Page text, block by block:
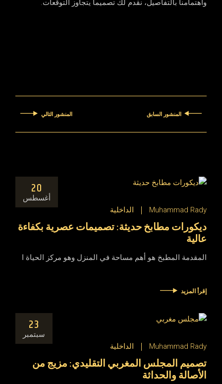
واهتمامنا بالتفاصيل، نقدم لك تصميماً يتجاوز التوقعات.
المنشور السابق المنشور التالي
20
أغسطس
Muhammad Rady
الداخلية
ديكورات مطابخ حديثة: تصميمات عصرية بكفاءة
عالية
المقدمة المطبخ هو أهم مساحة في المنزل وهو مركز الحياة ا
إقرأ المزيد
23
سبتمبر
Muhammad Rady
الداخلية
تصميم المجلس المغربي التقليدي: مزيج من
الأصالة والحداثة